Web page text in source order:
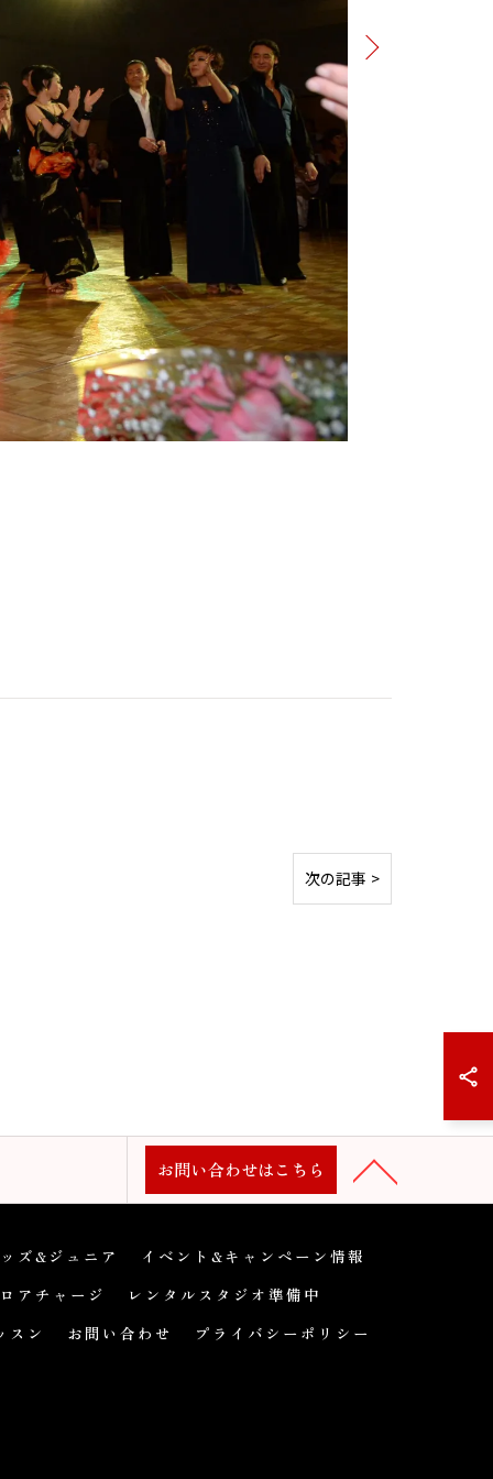
次の記事 >
お問い合わせはこちら
ズ&ジュニア
イベント&キャンペーン情報
アチャージ
レンタルスタジオ準備中
スン
お問い合わせ プライバシーポリシー